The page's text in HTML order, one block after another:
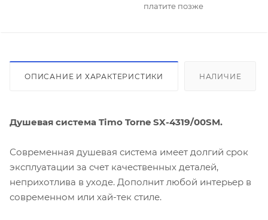
платите позже
ОПИСАНИЕ И ХАРАКТЕРИСТИКИ НАЛИЧИЕ
Душевая система Timo Torne SX-4319/00SM.
Современная душевая система имеет долгий срок
эксплуатации за счет качественных деталей,
неприхотлива в уходе. Дополнит любой интерьер в
современном или хай-тек стиле.